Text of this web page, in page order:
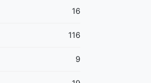
16
116
9